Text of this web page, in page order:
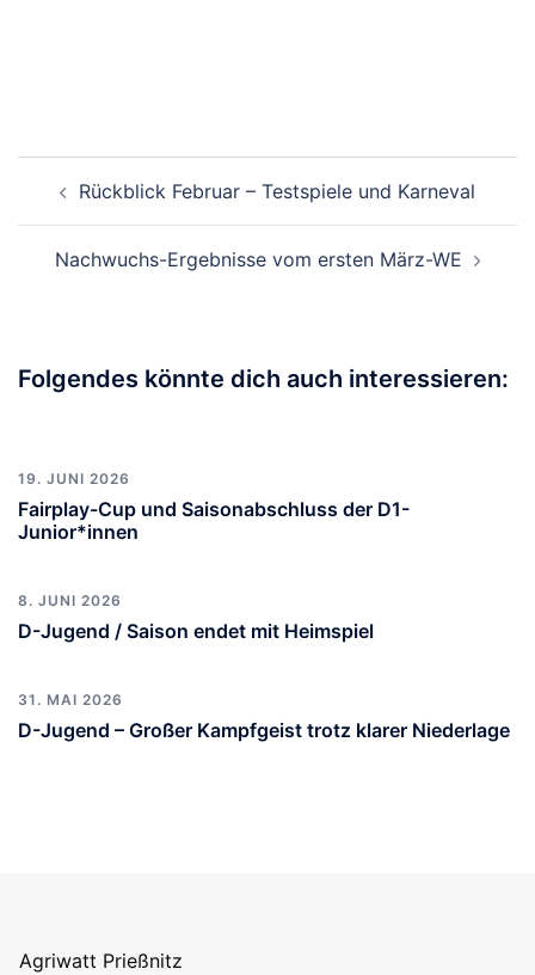
Rückblick Februar – Testspiele und Karneval
Nachwuchs-Ergebnisse vom ersten März-WE
Folgendes könnte dich auch interessieren:
19. JUNI 2026
Fairplay-Cup und Saisonabschluss der D1-
Junior*innen
8. JUNI 2026
D-Jugend / Saison endet mit Heimspiel
31. MAI 2026
D-Jugend – Großer Kampfgeist trotz klarer Niederlage
Agriwatt Prießnitz